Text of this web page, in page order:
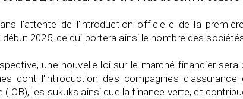
l'attente de l'introduction officielle de la
début 2025, ce qui portera ainsi le nombre des
une nouvelle loi sur le marché financier
dont l'introduction des compagnies
(IOB), les sukuks ainsi que la finance verte, et